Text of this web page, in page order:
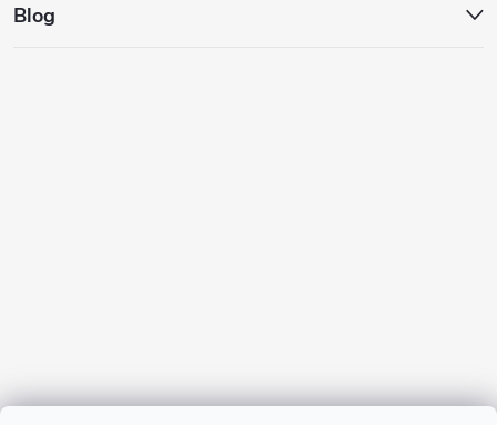
Blog